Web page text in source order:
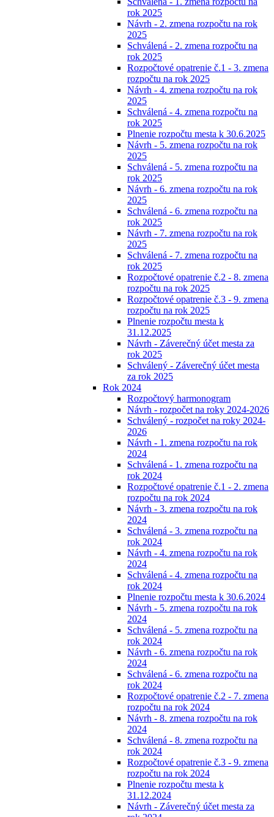
rok 2025
Návrh - 2. zmena rozpočtu na rok
2025
Schválená - 2. zmena rozpočtu na
rok 2025
Rozpočtové opatrenie č.1 - 3. zmena
rozpočtu na rok 2025
Návrh - 4. zmena rozpočtu na rok
2025
Schválená - 4. zmena rozpočtu na
rok 2025
Plnenie rozpočtu mesta k 30.6.2025
Návrh - 5. zmena rozpočtu na rok
2025
Schválená - 5. zmena rozpočtu na
rok 2025
Návrh - 6. zmena rozpočtu na rok
2025
Schválená - 6. zmena rozpočtu na
rok 2025
Návrh - 7. zmena rozpočtu na rok
2025
Schválená - 7. zmena rozpočtu na
rok 2025
Rozpočtové opatrenie č.2 - 8. zmena
rozpočtu na rok 2025
Rozpočtové opatrenie č.3 - 9. zmena
rozpočtu na rok 2025
Plnenie rozpočtu mesta k
31.12.2025
Návrh - Záverečný účet mesta za
rok 2025
Schválený - Záverečný účet mesta
za rok 2025
Rok 2024
Rozpočtový harmonogram
Návrh - rozpočet na roky 2024-2026
Schválený - rozpočet na roky 2024-
2026
Návrh - 1. zmena rozpočtu na rok
2024
Schválená - 1. zmena rozpočtu na
rok 2024
Rozpočtové opatrenie č.1 - 2. zmena
rozpočtu na rok 2024
Návrh - 3. zmena rozpočtu na rok
2024
Schválená - 3. zmena rozpočtu na
rok 2024
Návrh - 4. zmena rozpočtu na rok
2024
Schválená - 4. zmena rozpočtu na
rok 2024
Plnenie rozpočtu mesta k 30.6.2024
Návrh - 5. zmena rozpočtu na rok
2024
Schválená - 5. zmena rozpočtu na
rok 2024
Návrh - 6. zmena rozpočtu na rok
2024
Schválená - 6. zmena rozpočtu na
rok 2024
Rozpočtové opatrenie č.2 - 7. zmena
rozpočtu na rok 2024
Návrh - 8. zmena rozpočtu na rok
2024
Schválená - 8. zmena rozpočtu na
rok 2024
Rozpočtové opatrenie č.3 - 9. zmena
rozpočtu na rok 2024
Plnenie rozpočtu mesta k
31.12.2024
Návrh - Záverečný účet mesta za